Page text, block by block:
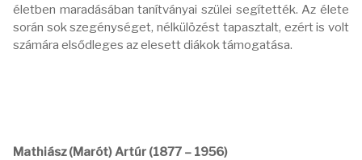
életben maradásában tanítványai szülei segítették. Az élete
során sok szegénységet, nélkülözést tapasztalt, ezért is volt
számára elsődleges az elesett diákok támogatása.
Mathiász (Marót) Artúr (1877 – 1956)